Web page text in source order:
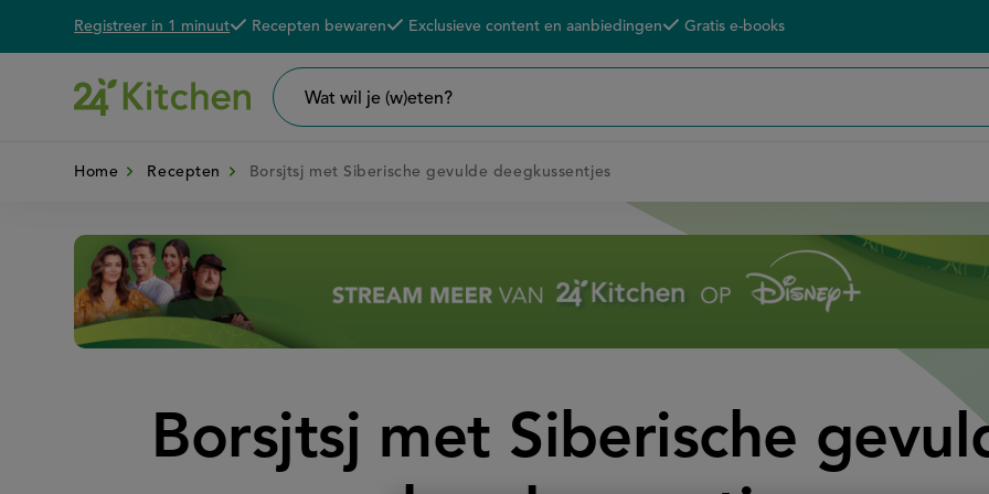
Overslaan
inhoud
Registreer in 1 minuut
De voordelen van een 24K account
Recepten bewaren Exclusieve content en aanbiedingen Gratis e-books
wil
Home Recepten Borsjtsj met Siberische gevulde deegkussentjes
Disney+
Borsjtsj met Siberische